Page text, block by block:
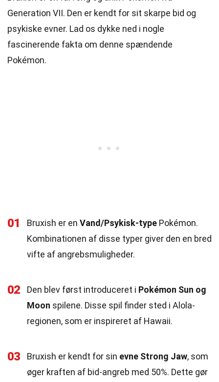
Generation VII. Den er kendt for sit skarpe bid og
psykiske evner. Lad os dykke ned i nogle
fascinerende fakta om denne spændende
Pokémon.
01 Bruxish er en Vand/Psykisk-type Pokémon.
Kombinationen af disse typer giver den en bred
vifte af angrebsmuligheder.
02 Den blev først introduceret i Pokémon Sun og
Moon spilene. Disse spil finder sted i Alola-
regionen, som er inspireret af Hawaii.
03 Bruxish er kendt for sin evne Strong Jaw, som
øger kraften af bid-angreb med 50%. Dette gør